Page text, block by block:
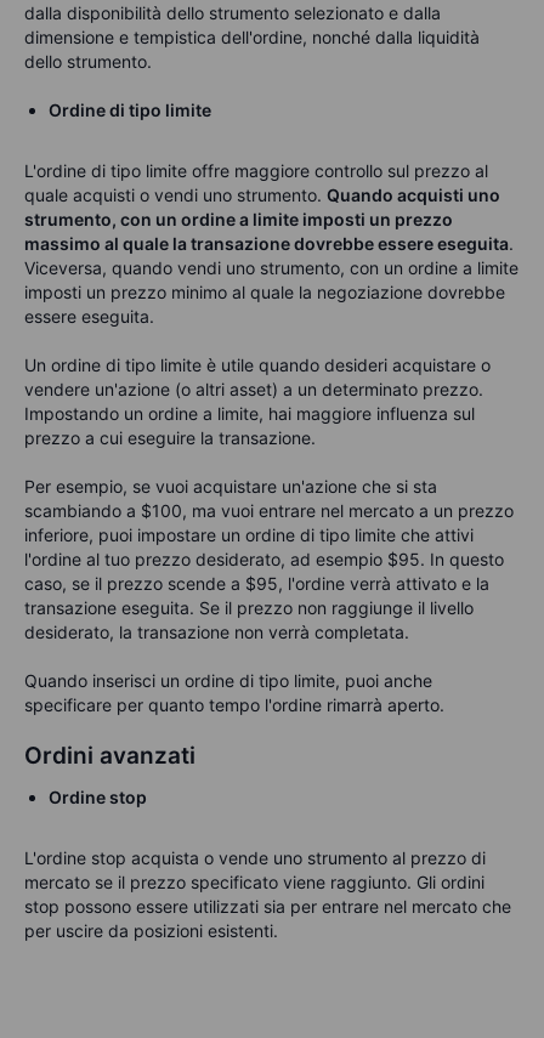
dalla disponibilità dello strumento selezionato e dalla
dimensione e tempistica dell'ordine, nonché dalla liquidità
dello strumento.
Ordine di tipo limite
L'ordine di tipo limite offre maggiore controllo sul prezzo al
quale acquisti o vendi uno strumento. Quando acquisti uno
strumento, con un ordine a limite imposti un prezzo
massimo al quale la transazione dovrebbe essere eseguita.
Viceversa, quando vendi uno strumento, con un ordine a limite
imposti un prezzo minimo al quale la negoziazione dovrebbe
essere eseguita.
Un ordine di tipo limite è utile quando desideri acquistare o
vendere un'azione (o altri asset) a un determinato prezzo.
Impostando un ordine a limite, hai maggiore influenza sul
prezzo a cui eseguire la transazione.
Per esempio, se vuoi acquistare un'azione che si sta
scambiando a $100, ma vuoi entrare nel mercato a un prezzo
inferiore, puoi impostare un ordine di tipo limite che attivi
l'ordine al tuo prezzo desiderato, ad esempio $95. In questo
caso, se il prezzo scende a $95, l'ordine verrà attivato e la
transazione eseguita. Se il prezzo non raggiunge il livello
desiderato, la transazione non verrà completata.
Quando inserisci un ordine di tipo limite, puoi anche
specificare per quanto tempo l'ordine rimarrà aperto.
Ordini avanzati
Ordine stop
L'ordine stop acquista o vende uno strumento al prezzo di
mercato se il prezzo specificato viene raggiunto. Gli ordini
stop possono essere utilizzati sia per entrare nel mercato che
per uscire da posizioni esistenti.